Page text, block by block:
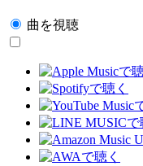
曲を視聴